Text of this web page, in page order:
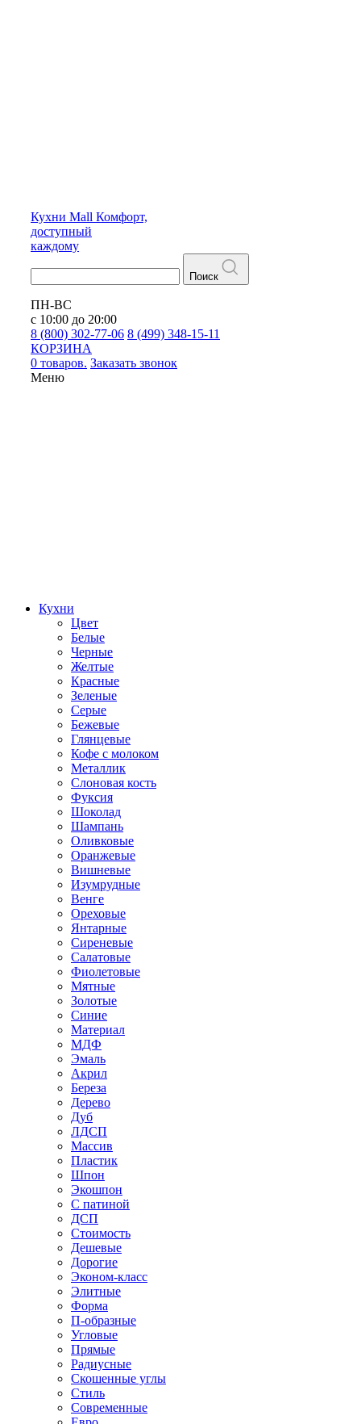
Кухни Mall Комфорт,
доступный
каждому
Поиск
ПН-ВС
с 10:00 до 20:00
8 (800) 302-77-06 8 (499) 348-15-11
КОРЗИНА
0 товаров. Заказать звонок
Меню
Кухни
Цвет
Белые
Черные
Желтые
Красные
Зеленые
Серые
Бежевые
Глянцевые
Кофе с молоком
Металлик
Слоновая кость
Фуксия
Шоколад
Шампань
Оливковые
Оранжевые
Вишневые
Изумрудные
Венге
Ореховые
Янтарные
Сиреневые
Салатовые
Фиолетовые
Мятные
Золотые
Синие
Материал
МДФ
Эмаль
Акрил
Береза
Дерево
Дуб
ЛДСП
Массив
Пластик
Шпон
Экошпон
С патиной
ДСП
Стоимость
Дешевые
Дорогие
Эконом-класс
Элитные
Форма
П-образные
Угловые
Прямые
Радиусные
Скошенные углы
Стиль
Современные